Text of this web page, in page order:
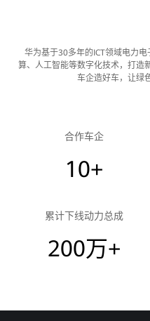
华为基于30多年的ICT领域电力
算、人工智能等数字化技术，打造
车企造好车，让绿
合作车企
10+
累计下线动力总成
200万+